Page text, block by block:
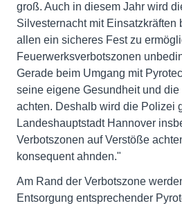
groß. Auch in diesem Jahr wird
Silvesternacht mit Einsatzkräften
allen ein sicheres Fest zu
Feuerwerksverbotszonen
Gerade beim Umgang mit
seine eigene Gesundheit und
achten. Deshalb wird die Polizei
Landeshauptstadt Hannover
Verbotszonen auf Verstöße
konsequent ahnden."
Am Rand der Verbotszone
Entsorgung entsprechender